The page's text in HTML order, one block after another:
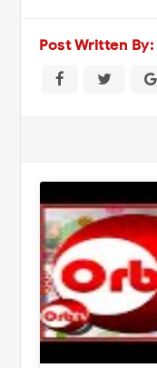
Post Written By: